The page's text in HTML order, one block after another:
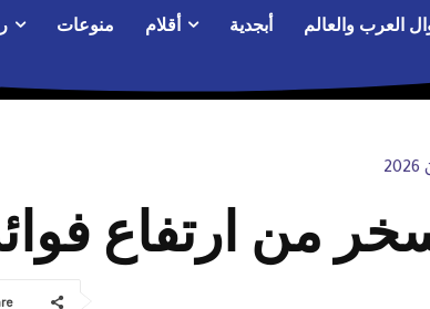
العرب والعالم أبجدية أقلام منوعات
من ارتفاع